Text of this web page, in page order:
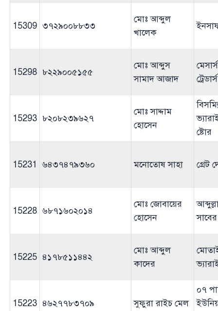
15309 ৩৭২৯০০৮৮৩৩
মোঃ আব্দুল
খালেক
ইনসাফ
15298 ৮২২৯০০৫১৫৫
মোঃ আব্দুস
সামাদ আজাদ
ট্রেডার্স
15293 ৮২০৮২৩৯৬২৭
মোঃ সাদ্দাম
হোসেন
ষ্টোর
15231 ৬৪৩৭৪৭৯৩৬০ মনোতোষ সাহা গ্রেট
15228 ৬৮৭১৬০২০১৪
মোঃ জোবায়ের
হোসেন
সাবের
15225 ৪১৭৮৫১১৪৪২
মোঃ আব্দুল
কাদের
15223 ৪৬২৭৭৮৩৭০৯ সুফুরা রাইচ মেল
০৭